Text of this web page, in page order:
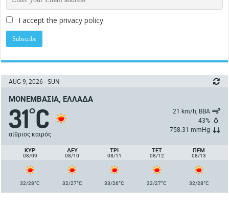
I accept the privacy policy
AUG 9, 2026 - SUN
ΜΟΝΕΜΒΑΣΙΆ, ΕΛΛΆΔΑ
31°C
αίθριος καιρός
21 km/h, ΒΒΑ
43%
758.31 mmHg
ΚΥΡ
08/09
ΔΕΥ
08/10
ΤΡΙ
08/11
ΤΕΤ
08/12
ΠΈΜ
08/13
32/28°C 32/27°C 33/26°C 32/27°C 32/28°C